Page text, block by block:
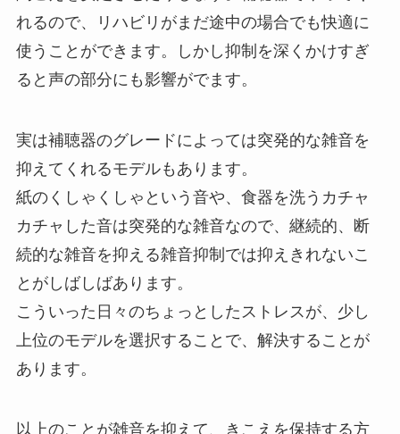
れるので、リハビリがまだ途中の場合でも快適に
使うことができます。しかし抑制を深くかけすぎ
ると声の部分にも影響がでます。
実は補聴器のグレードによっては突発的な雑音を
抑えてくれるモデルもあります。
紙のくしゃくしゃという音や、食器を洗うカチャ
カチャした音は突発的な雑音なので、継続的、断
続的な雑音を抑える雑音抑制では抑えきれないこ
とがしばしばあります。
こういった日々のちょっとしたストレスが、少し
上位のモデルを選択することで、解決することが
あります。
以上のことが雑音を抑えて、きこえを保持する方